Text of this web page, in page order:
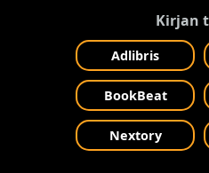
Kirjan
Adlibris
BookBeat
Nextory